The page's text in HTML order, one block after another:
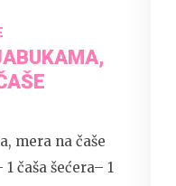
mera na čaše
čaša šećera– 1